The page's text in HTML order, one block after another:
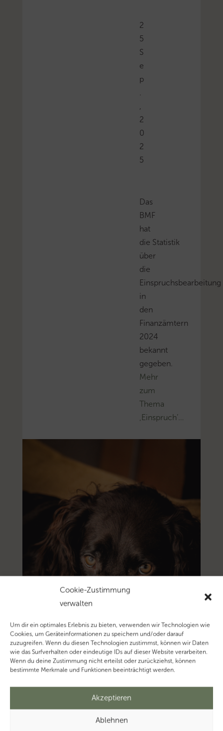
Cookie-Zustimmung
verwalten
Um dir ein optimales Erlebnis zu bieten, verwenden wir Technologien wie
Cookies, um Geräteinformationen zu speichern und/oder darauf
zuzugreifen. Wenn du diesen Technologien zustimmst, können wir Daten
wie das Surfverhalten oder eindeutige IDs auf dieser Website verarbeiten.
Wenn du deine Zustimmung nicht erteilst oder zurückziehst, können
bestimmte Merkmale und Funktionen beeinträchtigt werden.
Akzeptieren
Ablehnen
2
5
S
e
p
.
,
2
0
2
5
Das
BMF
hat
die Statistik
über
die
Einspruchsbearbeitung
in
den
Finanzämtern
2024
bekannt
gegeben.
Mehr
zum
Thema
‚Einspruch’…